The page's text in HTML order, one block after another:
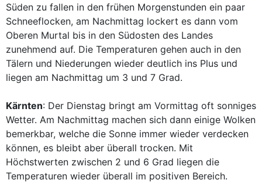
Süden zu fallen in den frühen Morgenstunden ein paar
Schneeflocken, am Nachmittag lockert es dann vom
Oberen Murtal bis in den Südosten des Landes
zunehmend auf. Die Temperaturen gehen auch in den
Tälern und Niederungen wieder deutlich ins Plus und
liegen am Nachmittag um 3 und 7 Grad.
Kärnten: Der Dienstag bringt am Vormittag oft sonniges
Wetter. Am Nachmittag machen sich dann einige Wolken
bemerkbar, welche die Sonne immer wieder verdecken
können, es bleibt aber überall trocken. Mit
Höchstwerten zwischen 2 und 6 Grad liegen die
Temperaturen wieder überall im positiven Bereich.